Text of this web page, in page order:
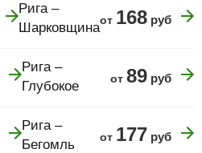
Рига –
Шарковщина
от 168 руб
Рига –
Глубокое
от 89 руб
Рига –
Бегомль
от 177 руб